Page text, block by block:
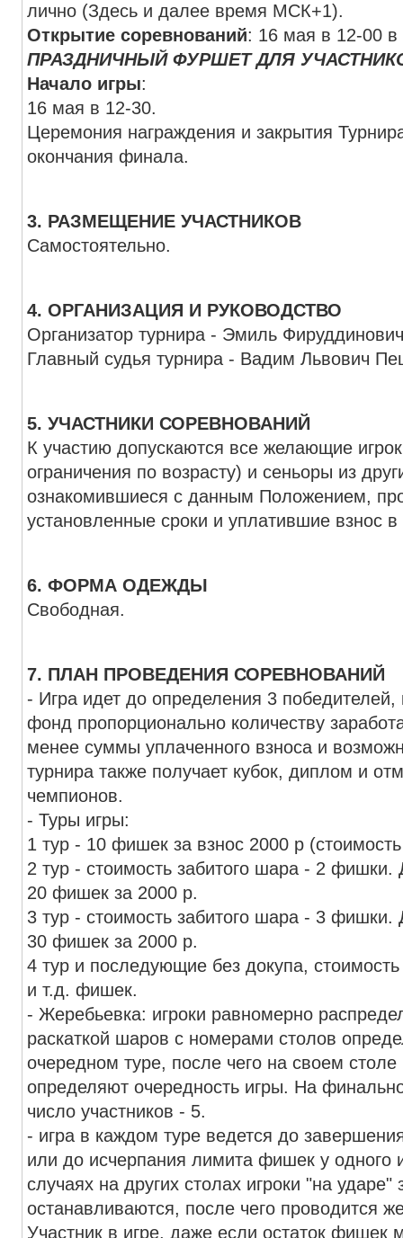
лично (Здесь и далее время МСК+1).
Открытие соревнований: 16 мая в 12-00
ПРАЗДНИЧНЫЙ ФУРШЕТ ДЛЯ
Начало игры:
16 мая в 12-30.
Церемония награждения и закрытия
окончания финала.
3. РАЗМЕЩЕНИЕ УЧАСТНИКОВ
Самостоятельно.
4. ОРГАНИЗАЦИЯ И РУКОВОДСТВО
Организатор турнира - Эмиль
Главный судья турнира - Вадим Львович
5. УЧАСТНИКИ СОРЕВНОВАНИЙ
К участию допускаются все желающие
ограничения по возрасту) и сеньоры из
ознакомившиеся с данным Положением,
установленные сроки и уплатившие взнос
6. ФОРМА ОДЕЖДЫ
Свободная.
7. ПЛАН ПРОВЕДЕНИЯ СОРЕВНОВАНИЙ
- Игра идет до определения 3 победителей,
фонд пропорционально количеству
менее суммы уплаченного взноса и
турнира также получает кубок, диплом и
чемпионов.
- Туры игры:
1 тур - 10 фишек за взнос 2000 р
2 тур - стоимость забитого шара - 2 фишки. До тура возможен докуп -
20 фишек за 2000 р.
3 тур - стоимость забитого шара - 3 фишки. До тура возможен докуп -
30 фишек за 2000 р.
4 тур и последующие без докупа,
и т.д. фишек.
- Жеребьевка: игроки равномерно
раскаткой шаров с номерами столов
очередном туре, после чего на своем
определяют очередность игры. На
число участников - 5.
- игра в каждом туре ведется до
или до исчерпания лимита фишек у одного
случаях на других столах игроки "на
останавливаются, после чего проводится
Участник в игре, даже если остаток фишек